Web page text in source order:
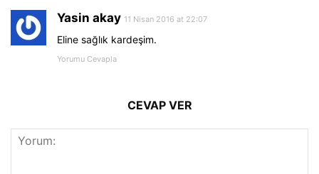
Yasin akay 11 Nisan 2016 at 22:07
Eline sağlık kardeşim.
Yorumu Cevapla
CEVAP VER